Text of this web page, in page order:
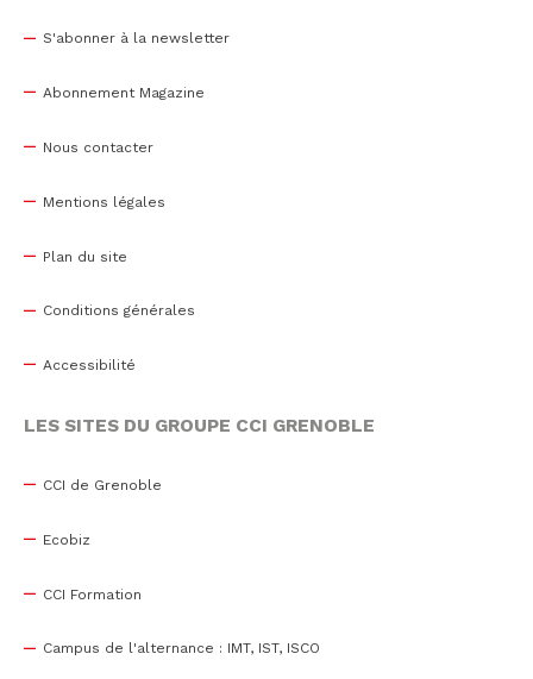
S'abonner à la newsletter
Abonnement Magazine
Nous contacter
Mentions légales
Plan du site
Conditions générales
Accessibilité
LES SITES DU GROUPE CCI GRENOBLE
CCI de Grenoble
Ecobiz
CCI Formation
Campus de l'alternance : IMT, IST, ISCO